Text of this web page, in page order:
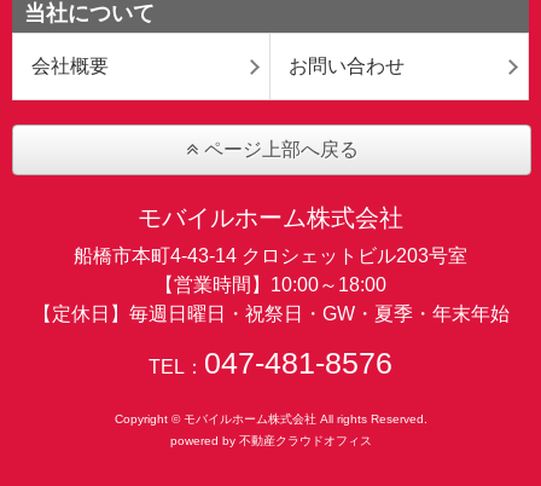
当社について
会社概要 お問い合わせ
ページ上部へ戻る
モバイルホーム株式会社
船橋市本町4-43-14 クロシェットビル203号室
【営業時間】10:00～18:00
【定休日】毎週日曜日・祝祭日・GW・夏季・年末年始
TEL： 047-481-8576
Copyright © モバイルホーム株式会社 All rights Reserved.
powered by 不動産クラウドオフィス